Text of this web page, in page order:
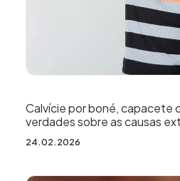
Calvície por boné, capacete
verdades sobre as causas
24.02.2026